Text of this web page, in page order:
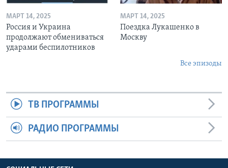
МАРТ 14, 2025
Россия и Украина
продолжают обмениваться
ударами беспилотников
МАРТ 14, 2025
Поездка Лукашенко в
Москву
Все эпизоды
ТВ ПРОГРАММЫ
РАДИО ПРОГРАММЫ